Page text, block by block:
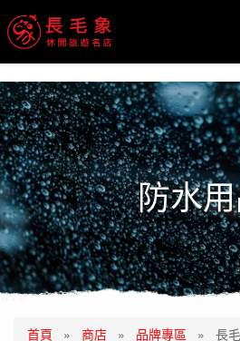
防水
首頁 » 商店 » 品牌專區 » 長